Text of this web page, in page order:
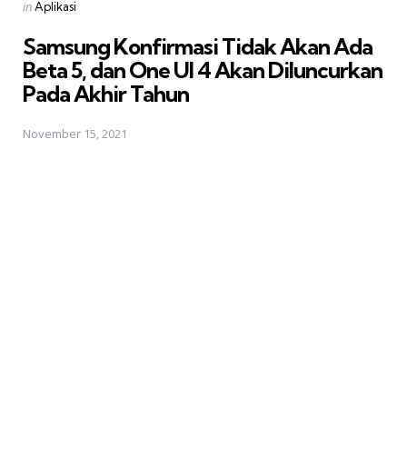
Posted
inAplikasi
Samsung Konfirmasi Tidak Akan Ada
Beta 5, dan One UI 4 Akan Diluncurkan
Pada Akhir Tahun
November 15, 2021